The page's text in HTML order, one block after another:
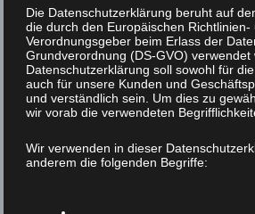
PC-Schreibtisch
Unser Auszubildender Aksel
Die Datenschutzerklärung beruht auf
die durch den Europäischen Richtlinien-
Verordnungsgeber beim Erlass der
Grundverordnung (DS-GVO)
Datenschutzerklärung soll sowohl für
auch für unsere Kunden und
und verständlich sein. Um dies zu
wir vorab die verwendeten
Wir verwenden in dieser
anderem die folgenden Begriffe: